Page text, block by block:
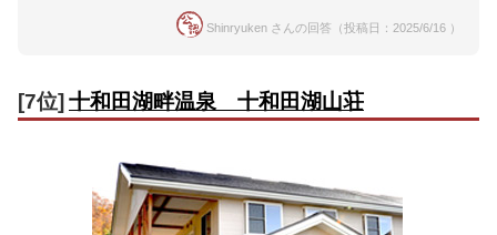
Shinryuken さんの回答（投稿日：2025/6/16 ）
[7位] 十和田湖畔温泉 十和田湖山荘